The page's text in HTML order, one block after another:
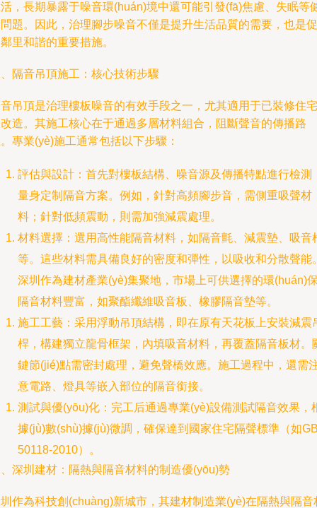
，長期暴露于噪音環(huán)境中還可能引發(fā)焦慮、失眠等
題。因此，治理腳步噪音不僅是提升生活品質的需要，也是促
里和諧的重要措施。
隔音吊頂施工：核心技術步驟
吊頂是治理樓板噪音的有效手段之一，尤其適用于已裝修住宅
造。其施工核心在于通過多層材料組合，阻斷聲音的傳播路
專業(yè)施工通常包括以下步驟：
評估與設計：首先對樓板結構、噪音源及傳播特點進行檢測
量身定制隔音方案。例如，針對高頻腳步音，需側重吸聲材
料；針對低頻震動，則需加強減震處理。
材料選擇：選用高性能隔音材料，如隔音氈、減震墊、吸音
等。這些材料需具備良好的密度和彈性，以吸收和分散聲能
深圳作為建材產業(yè)集聚地，市場上可供選擇的環(huán)
隔音材料豐富，如聚酯纖維吸音板、橡膠隔音墊等。
施工工藝：采用浮動吊頂結構，即在原有天花板上安裝減震
桿，構建獨立龍骨框架，內填吸音材料，再覆蓋隔音板材。
鍵節(jié)點需密封處理，避免聲橋效應。施工過程中，還需
意電路、燈具等嵌入部位的隔音銜接。
測試與優(yōu)化：完工后通過專業(yè)設備測試隔音效果，
據(jù)數(shù)據(jù)微調，確保達到國家住宅隔聲標準（如
50118-2010）。
深圳建材：隔熱與隔音材料的制造優(yōu)勢
作為科技創(chuàng)新城市，其建材制造業(yè)在隔熱與隔音